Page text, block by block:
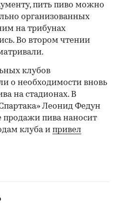
пить пиво можно
организованных
на трибунах
Во втором чтении
клубов
о необходимости вновь
на стадионах. В
Леонид Федун
продажи пива наносит
клуба и привел